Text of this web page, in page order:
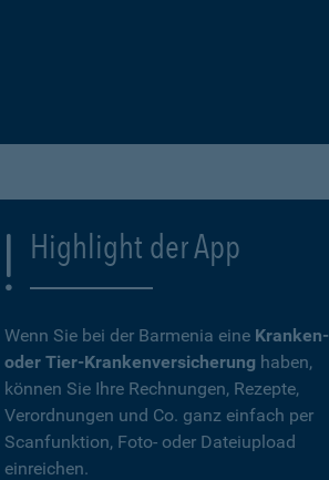
Highlight der App
Wenn Sie bei der Barmenia eine Kranken-
oder Tier-Krankenversicherung haben,
können Sie Ihre Rechnungen, Rezepte,
Verordnungen und Co. ganz einfach per
Scanfunktion, Foto- oder Dateiupload
einreichen.